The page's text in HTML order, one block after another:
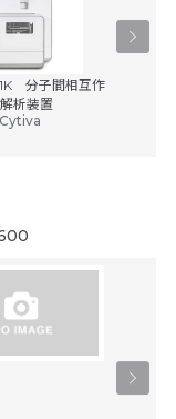
分子間相互作
析装置
Cytiva